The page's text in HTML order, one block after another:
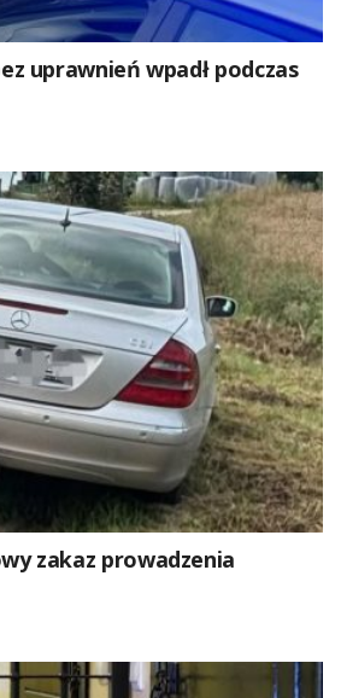
uprawnień wpadł podczas
zakaz prowadzenia